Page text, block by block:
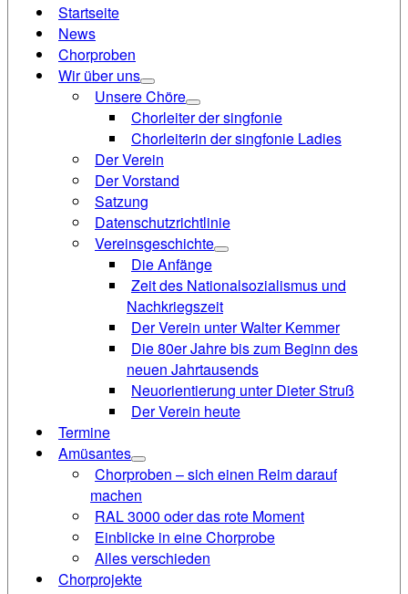
Startseite
News
Chorproben
Wir über uns
Unsere Chöre
Chorleiter der singfonie
Chorleiterin der singfonie Ladies
Der Verein
Der Vorstand
Satzung
Datenschutzrichtlinie
Vereinsgeschichte
Die Anfänge
Zeit des Nationalsozialismus und
Nachkriegszeit
Der Verein unter Walter Kemmer
Die 80er Jahre bis zum Beginn des
neuen Jahrtausends
Neuorientierung unter Dieter Struß
Der Verein heute
Termine
Amüsantes
Chorproben – sich einen Reim darauf
machen
RAL 3000 oder das rote Moment
Einblicke in eine Chorprobe
Alles verschieden
Chorprojekte